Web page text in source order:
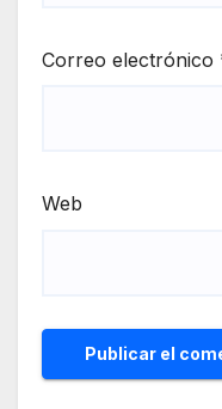
Correo electrónico
Web